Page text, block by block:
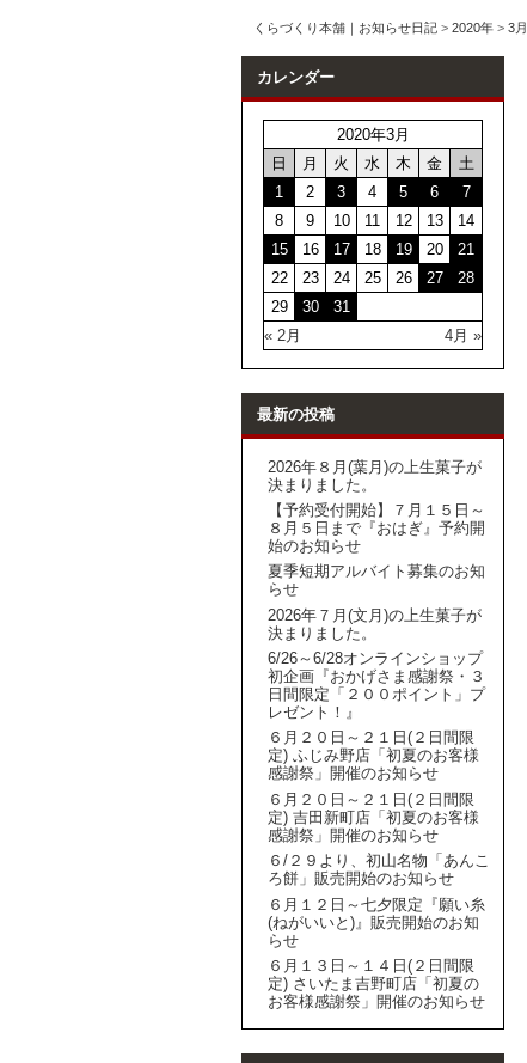
くらづくり本舗｜お知らせ日記 > 2020年 > 3月
カレンダー
2020年3月
日
月 火 水 木 金 土
« 2月 4月 »
1 2 3 4 5 6
7
8
9 10 11 12 13
14
15
16 17 18 19 20
21
22
23 24 25 26 27
28
29
30 31
最新の投稿
2026年８月(葉月)の上生菓子が
決まりました。
【予約受付開始】７月１５日～
８月５日まで『おはぎ』予約開
始のお知らせ
夏季短期アルバイト募集のお知
らせ
2026年７月(文月)の上生菓子が
決まりました。
6/26～6/28オンラインショップ
初企画『おかげさま感謝祭・３
日間限定「２００ポイント」プ
レゼント！』
６月２０日～２１日(２日間限
定) ふじみ野店「初夏のお客様
感謝祭」開催のお知らせ
６月２０日～２１日(２日間限
定) 吉田新町店「初夏のお客様
感謝祭」開催のお知らせ
６/２９より、初山名物「あんこ
ろ餅」販売開始のお知らせ
６月１２日～七夕限定『願い糸
(ねがいいと)』販売開始のお知
らせ
６月１３日～１４日(２日間限
定) さいたま吉野町店「初夏の
お客様感謝祭」開催のお知らせ